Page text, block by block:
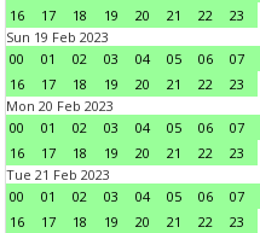
16
17 18 19 20 21 22
23
Sun 19 Feb 2023
00
01 02 03 04 05 06 07
16
17 18 19 20 21 22
23
Mon 20 Feb 2023
00
01 02 03 04 05 06 07
16
17 18 19 20 21 22
23
Tue 21 Feb 2023
00
01 02 03 04 05 06 07
16
17 18 19 20 21 22
23